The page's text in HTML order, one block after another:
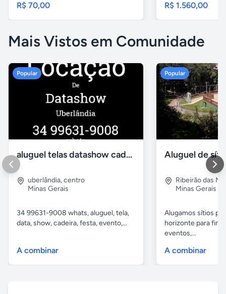
R$ 70,00 R$ 1.560,00
Mais Vistos em Comunidade
Popular
aluguel telas datashow cadeiras uberlândia
uberlândia,centro
Minas Gerais
34 99631-9008 whats, aluguel, tela,
data, show, cadeira, festa, evento,...
A combinar
Popular
Ribeirão das
Minas Gerais
Alugamos sítios
horizonte para
eventos,...
A combinar